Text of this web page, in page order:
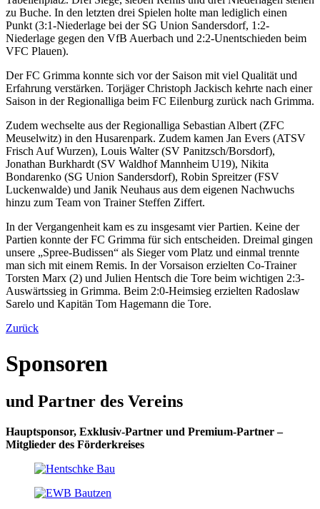
zu Buche. In den letzten drei Spielen holte man lediglich einen
Punkt (3:1-Niederlage bei der SG Union Sandersdorf, 1:2-
Niederlage gegen den VfB Auerbach und 2:2-Unentschieden beim
VFC Plauen).
Der FC Grimma konnte sich vor der Saison mit viel Qualität und
Erfahrung verstärken. Torjäger Christoph Jackisch kehrte nach einer
Saison in der Regionalliga beim FC Eilenburg zurück nach Grimma.
Zudem wechselte aus der Regionalliga Sebastian Albert (ZFC
Meuselwitz) in den Husarenpark. Zudem kamen Jan Evers (ATSV
Frisch Auf Wurzen), Louis Walter (SV Panitzsch/Borsdorf),
Jonathan Burkhardt (SV Waldhof Mannheim U19), Nikita
Bondarenko (SG Union Sandersdorf), Robin Spreitzer (FSV
Luckenwalde) und Janik Neuhaus aus dem eigenen Nachwuchs
hinzu zum Team von Trainer Steffen Ziffert.
In der Vergangenheit kam es zu insgesamt vier Partien. Keine der
Partien konnte der FC Grimma für sich entscheiden. Dreimal gingen
unsere „Spree-Budissen“ als Sieger vom Platz und einmal trennte
man sich mit einem Remis. In der Vorsaison erzielten Co-Trainer
Torsten Marx (2) und Julien Hentsch die Tore beim wichtigen 2:3-
Auswärtssieg in Grimma. Beim 2:0-Heimsieg erzielten Radoslaw
Sarelo und Kapitän Tom Hagemann die Tore.
Zurück
Sponsoren
und Partner des Vereins
Hauptsponsor, Exklusiv-Partner und Premium-Partner –
Mitglieder des Förderkreises